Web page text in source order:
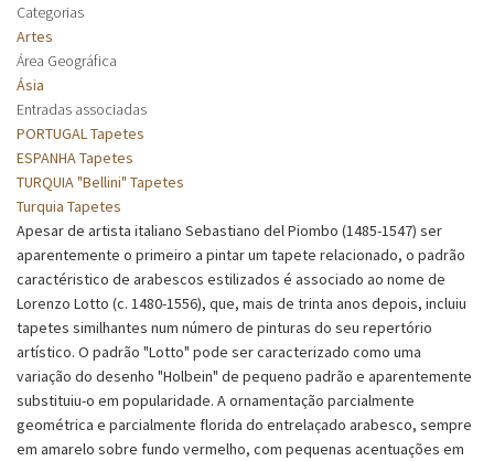
Categorias
Artes
Área Geográfica
Ásia
Entradas associadas
PORTUGAL Tapetes
ESPANHA Tapetes
TURQUIA "Bellini" Tapetes
Turquia Tapetes
Apesar de artista italiano Sebastiano del Piombo (1485-1547) ser
aparentemente o primeiro a pintar um tapete relacionado, o padrão
caractéristico de arabescos estilizados é associado ao nome de
Lorenzo Lotto (c. 1480-1556), que, mais de trinta anos depois, incluiu
tapetes similhantes num número de pinturas do seu repertório
artístico. O padrão "Lotto" pode ser caracterizado como uma
variação do desenho "Holbein" de pequeno padrão e aparentemente
substituiu-o em popularidade. A ornamentação parcialmente
geométrica e parcialmente florida do entrelaçado arabesco, sempre
em amarelo sobre fundo vermelho, com pequenas acentuações em